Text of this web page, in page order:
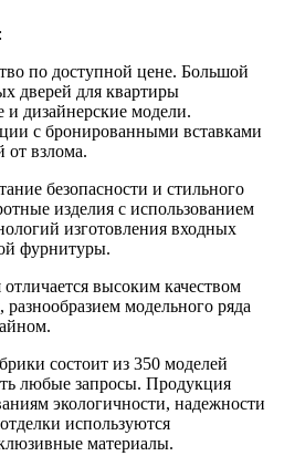
по доступной цене. Большой
дверей для квартиры
и дизайнерские модели.
с бронированными вставками
от взлома.
безопасности и стильного
изделия с использованием
изготовления входных
фурнитуры.
высоким качеством
модельного ряда
состоит из 350 моделей
любые запросы. Продукция
экологичности, надежности
используются
материалы.